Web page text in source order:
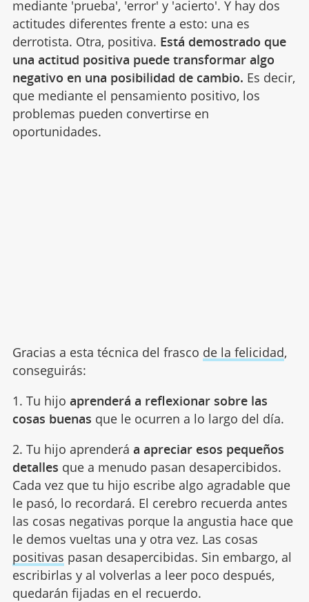
mediante 'prueba', 'error' y 'acierto'. Y hay dos
actitudes diferentes frente a esto: una es
derrotista. Otra, positiva. Está demostrado que
una actitud positiva puede transformar algo
negativo en una posibilidad de cambio. Es decir,
que mediante el pensamiento positivo, los
problemas pueden convertirse en
oportunidades.
Gracias a esta técnica del frasco de la felicidad,
conseguirás:
1. Tu hijo aprenderá a reflexionar sobre las
cosas buenas que le ocurren a lo largo del día.
2. Tu hijo aprenderá a apreciar esos pequeños
detalles que a menudo pasan desapercibidos.
Cada vez que tu hijo escribe algo agradable que
le pasó, lo recordará. El cerebro recuerda antes
las cosas negativas porque la angustia hace que
le demos vueltas una y otra vez. Las cosas
positivas pasan desapercibidas. Sin embargo, al
escribirlas y al volverlas a leer poco después,
quedarán fijadas en el recuerdo.